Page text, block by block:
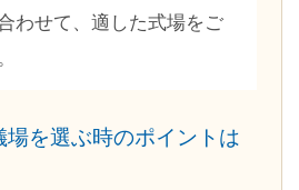
わせて、適した式場をご
場を選ぶ時のポイントは